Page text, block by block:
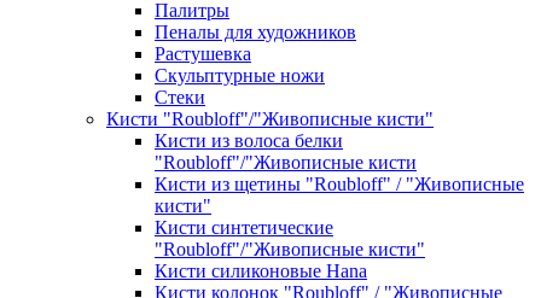
Палитры
Пеналы для художников
Растушевка
Скульптурные ножи
Стеки
Кисти "Roubloff"/"Живописные кисти"
Кисти из волоса белки
"Roubloff"/"Живописные кисти
Кисти из щетины "Roubloff" / "Живописные
кисти"
Кисти синтетические
"Roubloff"/"Живописные кисти"
Кисти силиконовые Hana
Кисти колонок "Roubloff" / "Живописные